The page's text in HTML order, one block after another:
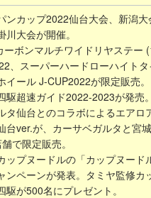
ンカップ2022仙台大会、新潟
川大会が開催。
ーボンマルチワイドリヤステー
、スーパーハードローハイト
イール J-CUP2022が限定販売。
駆超速ガイド2022-2023が発売。
タ仙台とのコラボによるエアロ
台ver.が、カーサベガルタと宮
で限定販売。
ップヌードルの「カップヌード
ンペーンが発表。タミヤ監修カ
駆が500名にプレゼント。